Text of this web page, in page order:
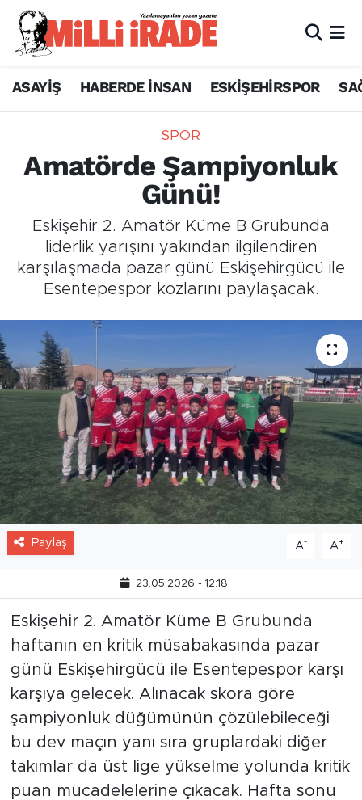
ASAYİŞ HABERDE İNSAN ESKİŞEHİRSPOR
SPOR
Amatörde Şampiyonluk
Günü!
Eskişehir 2. Amatör Küme B Grubunda
liderlik yarışını yakından ilgilendiren
karşılaşmada pazar günü Eskişehirgücü ile
Esentepespor kozlarını paylaşacak.
Paylaş A- A+
23.05.2026 - 12:18
Eskişehir 2. Amatör Küme B Grubunda
haftanın en kritik müsabakasında pazar
günü Eskişehirgücü ile Esentepespor karşı
karşıya gelecek. Alınacak skora göre
şampiyonluk düğümünün çözülebileceği
bu dev maçın yanı sıra gruplardaki diğer
takımlar da üst lige yükselme yolunda kritik
puan mücadelelerine çıkacak. Hafta sonu